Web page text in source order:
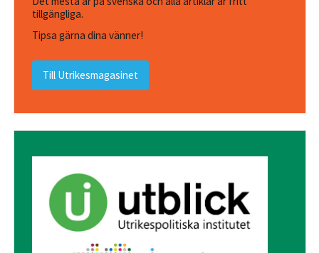
tillgängliga.
Tipsa gärna dina vänner!
Till Utrikesmagasinet